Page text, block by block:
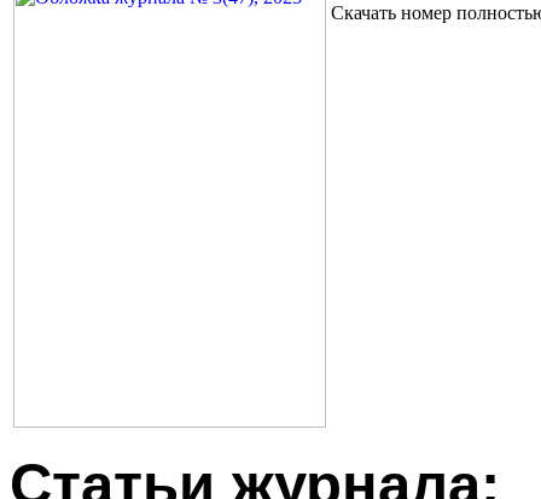
Скачать номер
Статьи журнала: